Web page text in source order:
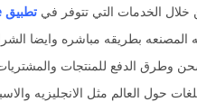
خلال الخدمات التي تتوفر في تطبيق dhgate
بطريقه مباشره وايضا
وطرق الدفع للمنتجات